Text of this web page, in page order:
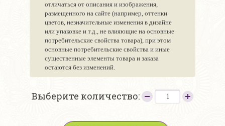
отличаться от описания и изображения,
размещенного на сайте (например, оттенки
цветов, незначительные изменения в дизайне
или упаковке и т.д., не влияющие на основные
потребительские свойства товара), при этом
основные потребительские свойства и иные
существенные элементы товара и заказа
остаются без изменений.
Выберите количество: